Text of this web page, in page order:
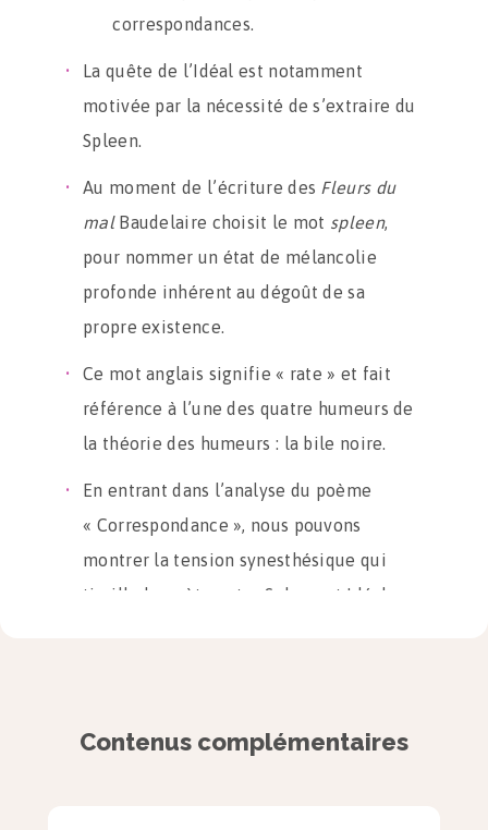
correspondances.
La quête de l’Idéal est notamment
motivée par la nécessité de s’extraire du
Spleen.
Au moment de l’écriture des Fleurs du
malBaudelaire choisit le mot spleen,
pour nommer un état de mélancolie
profonde inhérent au dégoût de sa
propre existence.
Ce mot anglais signifie « rate » et fait
référence à l’une des quatre humeurs de
la théorie des humeurs : la bile noire.
En entrant dans l’analyse du poème
« Correspondance », nous pouvons
montrer la tension synesthésique qui
tiraille le poète entre Spleen et Idéal.
Contenus complémentaires